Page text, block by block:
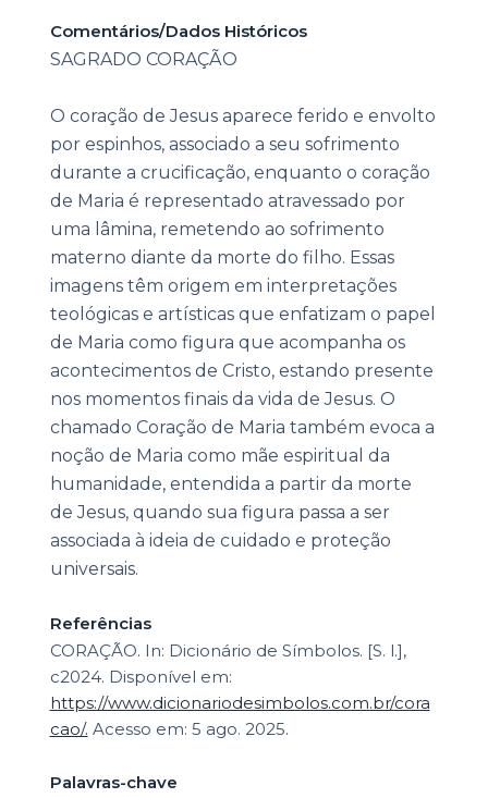
Comentários/Dados Históricos
SAGRADO CORAÇÃO
O coração de Jesus aparece ferido e envolto
por espinhos, associado a seu sofrimento
durante a crucificação, enquanto o coração
de Maria é representado atravessado por
uma lâmina, remetendo ao sofrimento
materno diante da morte do filho. Essas
imagens têm origem em interpretações
teológicas e artísticas que enfatizam o papel
de Maria como figura que acompanha os
acontecimentos de Cristo, estando presente
nos momentos finais da vida de Jesus. O
chamado Coração de Maria também evoca a
noção de Maria como mãe espiritual da
humanidade, entendida a partir da morte
de Jesus, quando sua figura passa a ser
associada à ideia de cuidado e proteção
universais.
Referências
CORAÇÃO. In: Dicionário de Símbolos. [S. l.],
c2024. Disponível em:
https://www.dicionariodesimbolos.com.br/cora
cao/. Acesso em: 5 ago. 2025.
Palavras-chave